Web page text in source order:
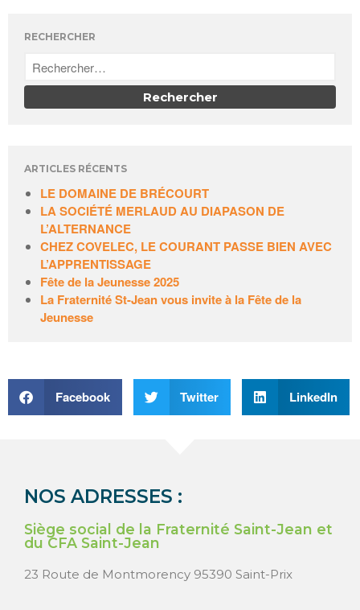
HOMMAGE
Connexion
Flux des publications
Flux des commentaires
RECHERCHER
ARTICLES RÉCENTS
LE DOMAINE DE BRÉCOURT
LA SOCIÉTÉ MERLAUD AU DIAPASON DE
L’ALTERNANCE
CHEZ COVELEC, LE COURANT PASSE BIEN AVEC
L’APPRENTISSAGE
Fête de la Jeunesse 2025
La Fraternité St-Jean vous invite à la Fête de la
Jeunesse
Facebook Twitter LinkedIn
NOS ADRESSES :
Siège social de la Fraternité Saint-Jean et
du CFA Saint-Jean
23 Route de Montmorency 95390 Saint-Prix